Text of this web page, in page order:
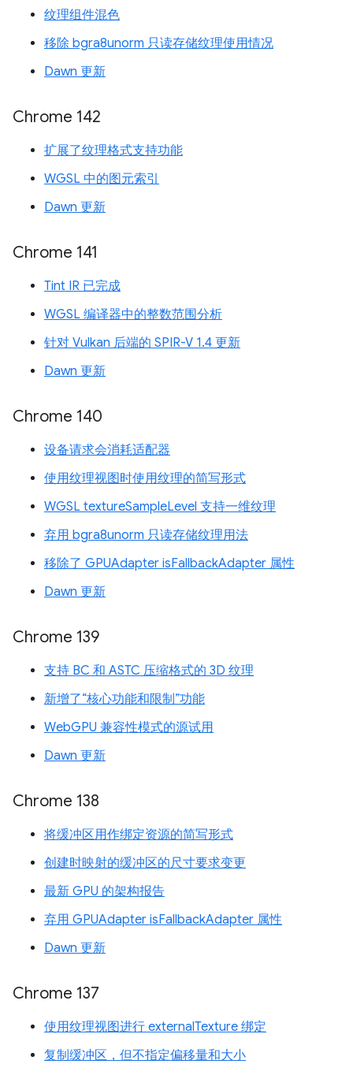
纹理组件混色
移除 bgra8unorm 只读存储纹理使用情况
Dawn 更新
Chrome 142
扩展了纹理格式支持功能
WGSL 中的图元索引
Dawn 更新
Chrome 141
Tint IR 已完成
WGSL 编译器中的整数范围分析
针对 Vulkan 后端的 SPIR-V 1.4 更新
Dawn 更新
Chrome 140
设备请求会消耗适配器
使用纹理视图时使用纹理的简写形式
WGSL textureSampleLevel 支持一维纹理
弃用 bgra8unorm 只读存储纹理用法
移除了 GPUAdapter isFallbackAdapter 属性
Dawn 更新
Chrome 139
支持 BC 和 ASTC 压缩格式的 3D 纹理
新增了“核心功能和限制”功能
WebGPU 兼容性模式的源试用
Dawn 更新
Chrome 138
将缓冲区用作绑定资源的简写形式
创建时映射的缓冲区的尺寸要求变更
最新 GPU 的架构报告
弃用 GPUAdapter isFallbackAdapter 属性
Dawn 更新
Chrome 137
使用纹理视图进行 externalTexture 绑定
复制缓冲区，但不指定偏移量和大小